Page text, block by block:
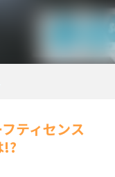
ティセンス
!?